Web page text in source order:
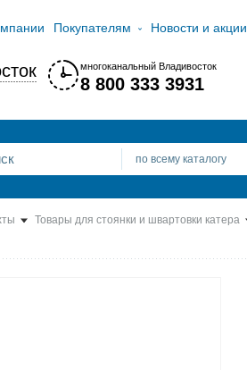
Покупателям Новости и акции
многоканальный Владивосток
8 800 333 3931
по всему каталогу
Товары для стоянки и швартовки катера